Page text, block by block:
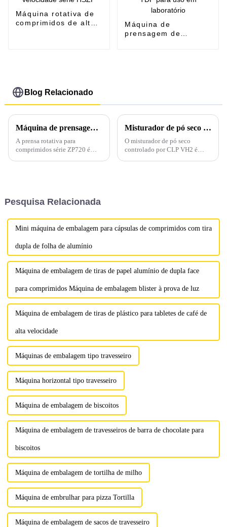
Máquina rotativa de
comprimidos de alta
Máquina de
prensagem de
Blog Relacionado
Máquina de prensagem rotativa para comprimidos com operação automática ZP720
A prensa rotativa para
comprimidos série ZP720 é
empresa. Esta série de
comprimidos é usada para
prensar vários...
Misturador de pó seco com controle PLC VH2
O misturador de pó seco
controlado por CLP VH2 é
metalurgia e...
Pesquisa Relacionada
Mini máquina de embalagem para cápsulas de comprimidos com tira
dupla de folha de alumínio
Máquina de embalagem de tiras de papel alumínio de dupla face
para comprimidos Máquina de embalagem blister à prova de luz
Máquina de embalagem de tiras de plástico para tabletes de café de
alta velocidade
Máquinas de embalagem tipo travesseiro
Máquina horizontal tipo travesseiro
Máquina de embalagem de biscoitos
Máquina de embalagem de travesseiros de barra de chocolate para
biscoitos
Máquina de embalagem de tortilha de milho
Máquina de embrulhar para pizza Tortilla
Máquina de embalagem de sacos de travesseiro